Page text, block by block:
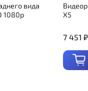
вида
1080p
X5
7 451 ₽